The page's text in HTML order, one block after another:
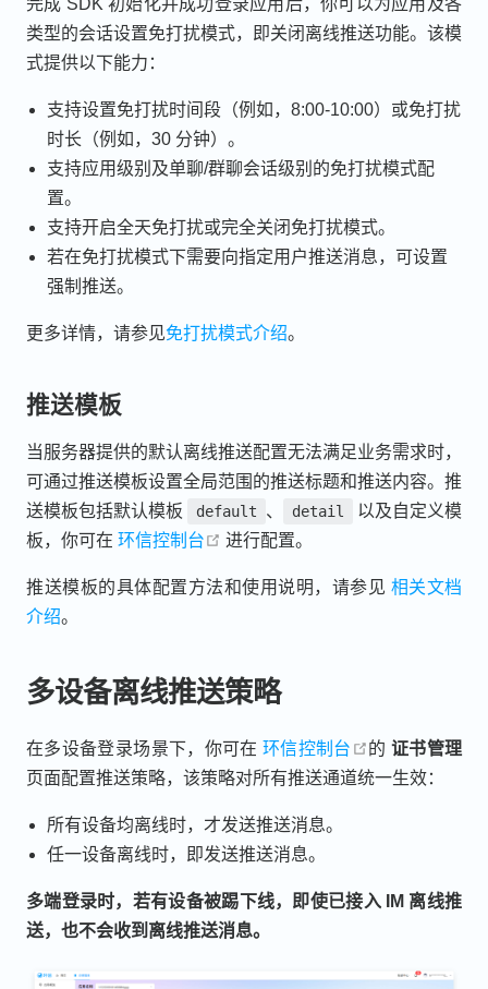
完成 SDK 初始化并成功登录应用后，你可以为应用及各
类型的会话设置免打扰模式，即关闭离线推送功能。该模
式提供以下能力：
支持设置免打扰时间段（例如，8:00-10:00）或免打扰
时长（例如，30 分钟）。
支持应用级别及单聊/群聊会话级别的免打扰模式配
置。
支持开启全天免打扰或完全关闭免打扰模式。
若在免打扰模式下需要向指定用户推送消息，可设置
强制推送。
更多详情，请参见免打扰模式介绍。
推送模板
当服务器提供的默认离线推送配置无法满足业务需求时，
可通过推送模板设置全局范围的推送标题和推送内容。推
送模板包括默认模板
default 、 detail
以及自定义模
板，你可在 环信控制台 open in new window
进行配置。
推送模板的具体配置方法和使用说明，请参见 相关文档
介绍。
多设备离线推送策略
在多设备登录场景下，你可在环信控制台 open in new
的 证书管理
页面配置推送策略，该策略对所有推送通道统一生效：
所有设备均离线时，才发送推送消息。
任一设备离线时，即发送推送消息。
多端登录时，若有设备被踢下线，即使已接入 IM 离线推
送，也不会收到离线推送消息。